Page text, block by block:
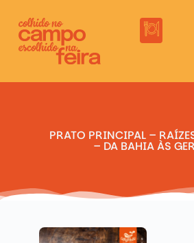
PRATO PRINCIPAL –
– DA BAHIA ÀS